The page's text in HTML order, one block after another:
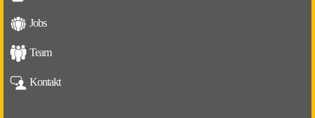
Jobs
Team
Kontakt